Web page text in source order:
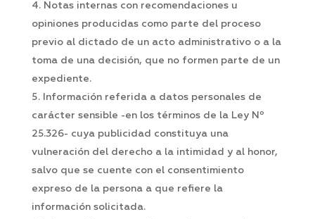
Notas internas con recomendaciones u
opiniones producidas como parte del proceso
previo al dictado de un acto administrativo o a la
toma de una decisión, que no formen parte de un
expediente.
Información referida a datos personales de
carácter sensible -en los términos de la Ley Nº
25.326- cuya publicidad constituya una
vulneración del derecho a la intimidad y al honor,
salvo que se cuente con el consentimiento
expreso de la persona a que refiere la
información solicitada.